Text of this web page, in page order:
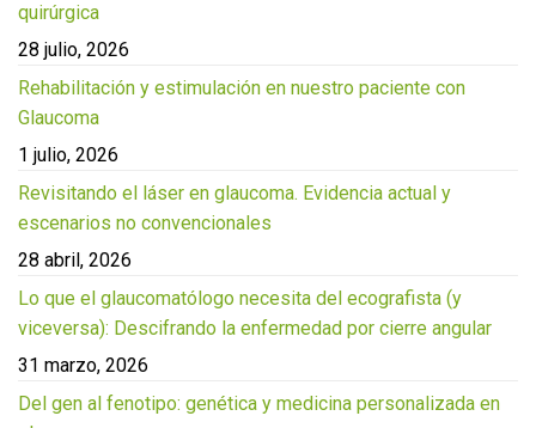
quirúrgica
28 julio, 2026
Rehabilitación y estimulación en nuestro paciente con
Glaucoma
1 julio, 2026
Revisitando el láser en glaucoma. Evidencia actual y
escenarios no convencionales
28 abril, 2026
Lo que el glaucomatólogo necesita del ecografista (y
viceversa): Descifrando la enfermedad por cierre angular
31 marzo, 2026
Del gen al fenotipo: genética y medicina personalizada en